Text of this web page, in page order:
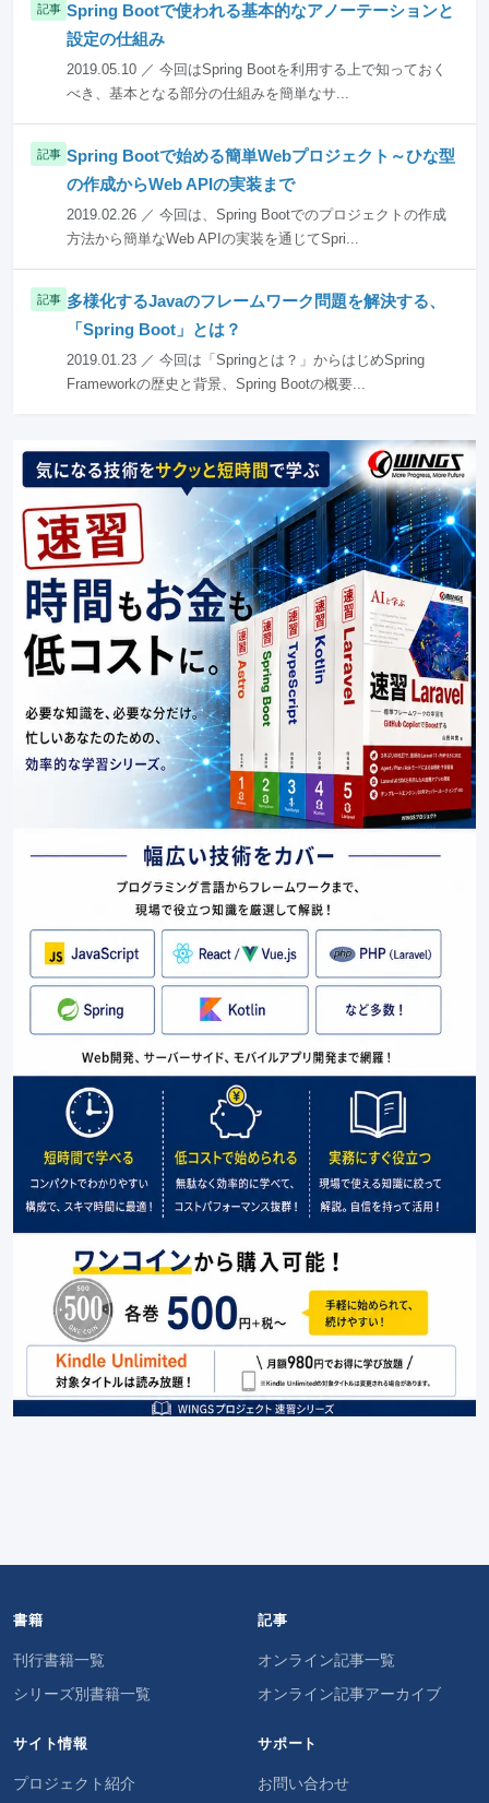
記事 Spring Bootで使われる基本的なアノーテーションと
設定の仕組み
2019.05.10 ／ 今回はSpring Bootを利用する上で知っておく
べき、基本となる部分の仕組みを簡単なサ...
記事 Spring Bootで始める簡単Webプロジェクト～ひな型
の作成からWeb APIの実装まで
2019.02.26 ／ 今回は、Spring Bootでのプロジェクトの作成
方法から簡単なWeb APIの実装を通じてSpri...
記事 多様化するJavaのフレームワーク問題を解決する、
「Spring Boot」とは？
2019.01.23 ／ 今回は「Springとは？」からはじめSpring
Frameworkの歴史と背景、Spring Bootの概要...
書籍
刊行書籍一覧
シリーズ別書籍一覧
記事
オンライン記事一覧
オンライン記事アーカイブ
サイト情報
プロジェクト紹介
サポート
お問い合わせ